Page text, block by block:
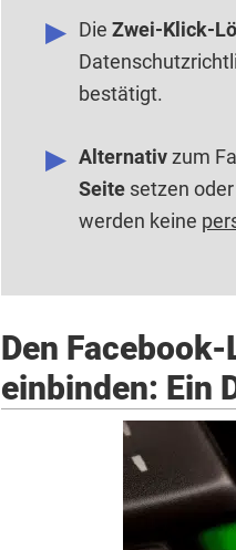
Die Zwei-Klick-
bestätigt.
Alternativzum
Seite setzen
werden keine
Den
einbinden: Ein